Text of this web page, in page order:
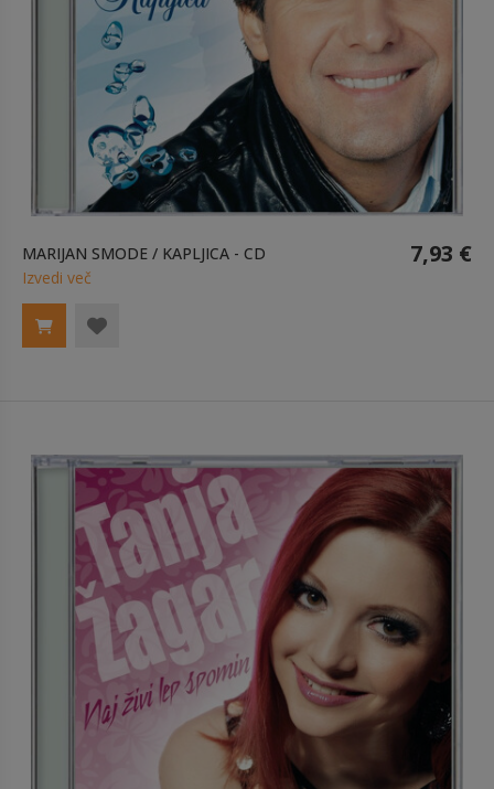
MARIJAN SMODE / KAPLJICA - CD 7,93 €
Izvedi več